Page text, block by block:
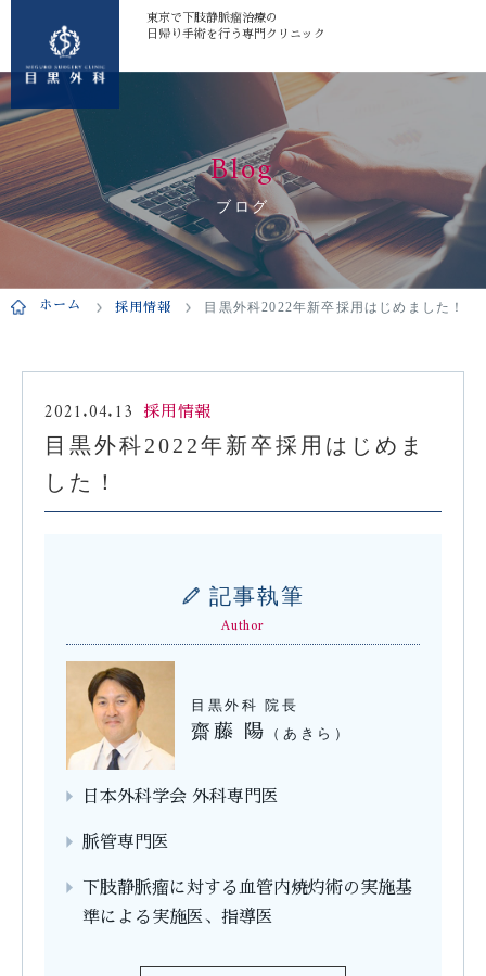
東京で下肢静脈瘤治療の
日帰り手術を行う専門クリニック
Blog
ブログ
ホーム 採用情報 目黒外科2022年新卒採用はじめました！
2021.04.13 採用情報
目黒外科2022年新卒採用はじめま
した！
記事執筆
Author
目黒外科 院長
齋藤 陽 （あきら）
日本外科学会 外科専門医
脈管専門医
下肢静脈瘤に対する血管内焼灼術の実施基
準による実施医、指導医